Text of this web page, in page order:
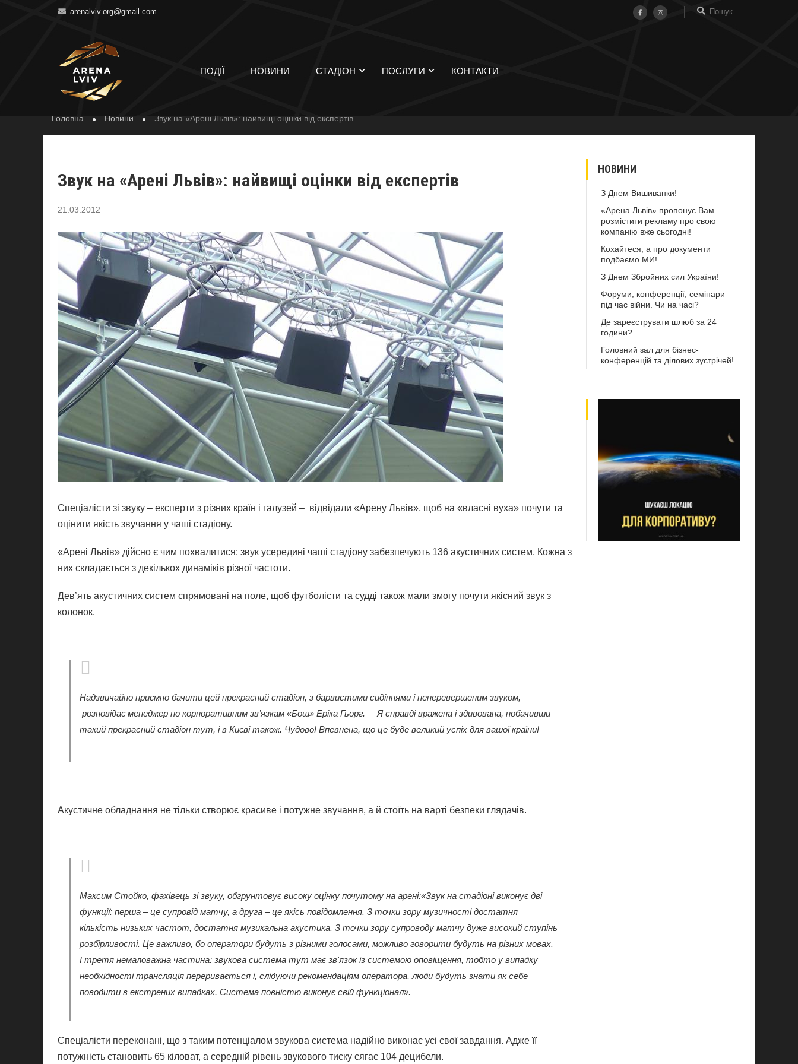
arenalviv.org@gmail.com
ПОДІЇ НОВИНИ СТАДІОН ПОСЛУГИ КОНТАКТИ
НОВИНИ
Головна Новини Звук на «Арені Львів»: найвищі оцінки від експертів
Звук на «Арені Львів»: найвищі оцінки від експертів
21.03.2012
Спеціалісти зі звуку – експерти з різних країн і галузей – відвідали «Арену Львів», щоб на «власні вуха» почути та
оцінити якість звучання у чаші стадіону.
«Арені Львів» дійсно є чим похвалитися: звук усередині чаші стадіону забезпечують 136 акустичних систем. Кожна з
них складається з декількох динаміків різної частоти.
Дев’ять акустичних систем спрямовані на поле, щоб футболісти та судді також мали змогу почути якісний звук з
колонок.
Надзвичайно приємно бачити цей прекрасний стадіон, з барвистими сидіннями і неперевершеним звуком, –
розповідає менеджер по корпоративним зв’язкам «Бош» Еріка Гьорг. – Я справді вражена і здивована, побачивши
такий прекрасний стадіон тут, і в Києві також. Чудово! Впевнена, що це буде великий успіх для вашої країни!
Акустичне обладнання не тільки створює красиве і потужне звучання, а й стоїть на варті безпеки глядачів.
Максим Стойко, фахівець зі звуку, обгрунтовує високу оцінку почутому на арені:«Звук на стадіоні виконує дві
функції: перша – це супровід матчу, а друга – це якісь повідомлення. З точки зору музичності достатня
кількість низьких частот, достатня музикальна акустика. З точки зору супроводу матчу дуже високий ступінь
розбірливості. Це важливо, бо оператори будуть з різними голосами, можливо говорити будуть на різних мовах.
І третя немаловажна частина: звукова система тут має зв'язок із системою оповіщення, тобто у випадку
необхідності трансляція переривається і, слідуючи рекомендаціям оператора, люди будуть знати як себе
поводити в екстрених випадках. Система повністю виконує свій функціонал».
Спеціалісти переконані, що з таким потенціалом звукова система надійно виконає усі свої завдання. Адже її
потужність становить 65 кіловат, а середній рівень звукового тиску сягає 104 децибели.
НОВИНИ
З Днем Вишиванки!
«Арена Львів» пропонує Вам
розмістити рекламу про свою
компанію вже сьогодні!
Кохайтеся, а про документи
подбаємо МИ!
З Днем Збройних сил України!
Форуми, конференції, семінари
під час війни. Чи на часі?
Де зареєструвати шлюб за 24
години?
Головний зал для бізнес-
конференцій та ділових зустрічей!